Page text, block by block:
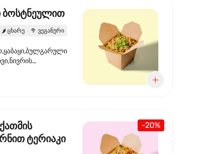
ბოსტნეულით
🌶️ ცხარე 🥦 ვეგანური
ხახვი,სეზამის
-20%
ტერიაკი